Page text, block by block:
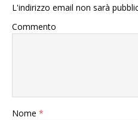
L'indirizzo email non sarà
Commento
Nome *